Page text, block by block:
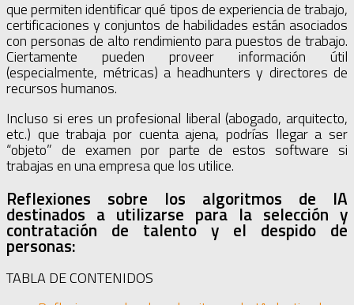
que permiten identificar qué tipos de experiencia de trabajo,
certificaciones y conjuntos de habilidades están asociados
con personas de alto rendimiento para puestos de trabajo.
Ciertamente pueden proveer información útil
(especialmente, métricas) a headhunters y directores de
recursos humanos.
Incluso si eres un profesional liberal (abogado, arquitecto,
etc.) que trabaja por cuenta ajena, podrías llegar a ser
“objeto” de examen por parte de estos software si
trabajas en una empresa que los utilice.
Reflexiones sobre los algoritmos de IA
destinados a utilizarse para la selección y
contratación de talento y el despido de
personas:
TABLA DE CONTENIDOS